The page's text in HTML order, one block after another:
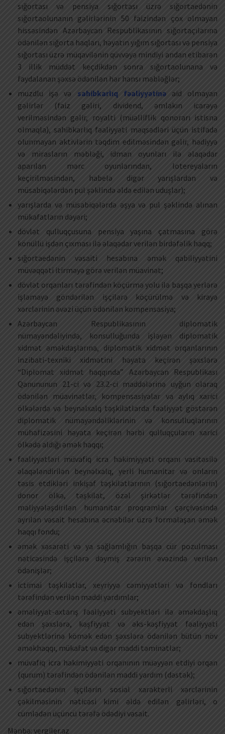
sığortası və pensiya sığortası üzrə sığortaedənin
sığortaolunanın gəlirlərinin 50 faizindən çox olmayan
hissəsindən Azərbaycan Respublikasının sığortaçılarına
ödənilən sığorta haqları, həyatın yığım sığortası və pensiya
sığortası üzrə müqavilənin qüvvəyə mindiyi andan etibarən
3 illik müddət keçdikdən sonra sığortaolunana və
faydalanan şəxsə ödənilən hər hansı məbləğlər;
muzdlu işə və sahibkarlıq fəaliyyətinəaid olmayan
gəlirlər (faiz gəliri, dividend, əmlakın icarəyə
verilməsindən gəlir, royalti (müəlliflik qonorarı istisna
olmaqla), sahibkarlıq fəaliyyəti məqsədləri üçün istifadə
olunmayan aktivlərin təqdim edilməsindən gəlir, hədiyyə
və mirasların məbləği, idman oyunları ilə əlaqədar
aparılan mərc oyunlarından, lotereyaların
keçirilməsindən, habelə digər yarışlardan və
müsabiqələrdən pul şəklində əldə edilən uduşlar);
yarışlarda və müsabiqələrdə əşya və pul şəklində alınan
mükafatların dəyəri;
dövlət qulluqçusuna pensiya yaşına çatmasına görə
könüllü işdən çıxması ilə əlaqədar verilən birdəfəlik haqq;
sığortaedənin vəsaiti hesabına əmək qabiliyyətini
müvəqqəti itirməyə görə verilən müavinət;
dövlət orqanları tərəfindən köçürmə yolu ilə başqa yerlərə
işləməyə göndərilən işçilərə köçürülmə və kirayə
xərclərinin əvəzi üçün ödənilən kompensasiya;
Azərbaycan Respublikasının diplomatik
nümayəndəliyində, konsulluğunda işləyən diplomatik
xidmət əməkdaşlarına, diplomatik xidmət orqanlarının
inzibati-texniki xidmətini həyata keçirən şəxslərə
“Diplomat xidmət haqqında” Azərbaycan Respublikası
Qanununun 21-ci və 23.2-ci maddələrinə uyğun olaraq
ödənilən müavinətlər, kompensasiyalar va aylıq xarici
ölkələrdə və beynəlxalq təşkilatlarda fəaliyyət göstərən
diplomatik nümayəndəliklərinin və konsulluqlarının
mühafizəsini həyata keçirən hərbi qulluqçuların xarici
ölkədə aldığı əmək haqqı;
fəaliyyətləri müvafiq icra hakimiyyəti orqanı vasitəsilə
əlaqələndirilən beynəlxalq, yerli humanitar və onların
təsis etdikləri inkişaf təşkilatlarının (sığortaedənlərin)
donor ölkə, təşkilat, özəl şirkətlər tərəfindən
maliyyələşdirilən humanitar proqramlar çərçivəsində
ayrılan vəsait hesabına əcnəbilər üzrə formalaşan əmək
haqqı fondu;
əmək xəsarəti və ya sağlamlığın başqa cür pozulması
nəticəsində işçilərə dəymiş zərərin əvəzində verilən
ödənişlər;
ictimai təşkilatlar, xeyriyyə cəmiyyətləri və fondları
tərəfindən verilən maddi yardımlar;
əməliyyat-axtarış fəaliyyəti subyektləri ilə əməkdaşlıq
edən şəxslərə, kəşfiyyat və əks-kəşfiyyat fəaliyyəti
subyektlərinə kömək edən şəxslərə ödənilən bütün növ
əməkhaqqı, mükafat və digər maddi təminatlar;
müvafiq icra hakimiyyəti orqanının müəyyən etdiyi orqan
(qurum) tərəfindən ödənilən maddi yardım (dəstək);
sığortaedənin işçilərin sosial xarakterli xərclərinin
çəkilməsinin nəticəsi kimi əldə edilən gəlirləri, o
cümlədən üçüncü tərəfə ödədiyi vəsait.
Mənbə: vergiler.az